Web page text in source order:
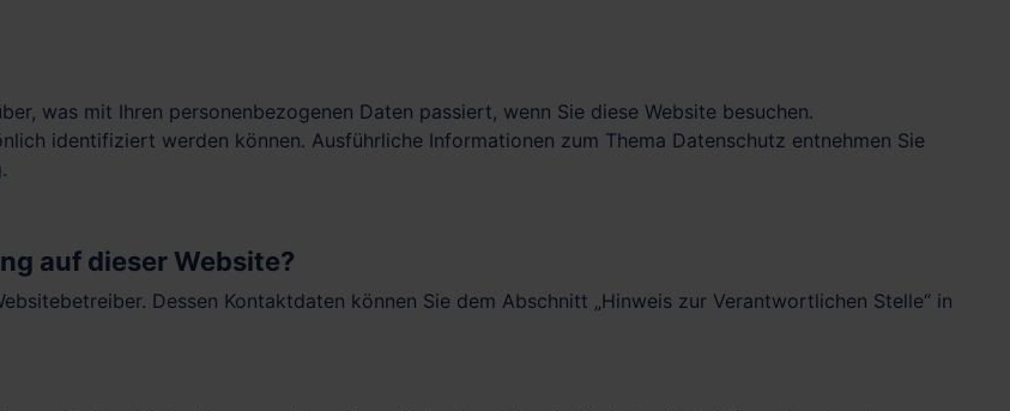
was mit Ihren personenbezogenen Daten passiert, wenn Sie diese Website besuchen.
identifiziert werden können. Ausführliche Informationen zum Thema Datenschutz entnehmen Sie
auf dieser Website?
Dessen Kontaktdaten können Sie dem Abschnitt „Hinweis zur Verantwortlichen Stelle“ in